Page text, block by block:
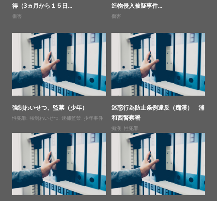
得（3ヵ月から１５日...
傷害
造物侵入被疑事件...
傷害
強制わいせつ、監禁（少年）
性犯罪 強制わいせつ 逮捕監禁 少年事件
迷惑行為防止条例違反（痴漢） 浦
和西警察署
痴漢 性犯罪